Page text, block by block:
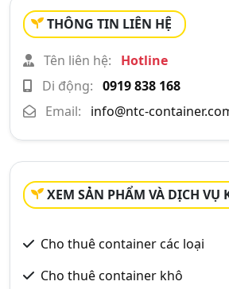
THÔNG TIN LIÊN HỆ
Tên liên hệ:
Hotline
Di động: 0919 838 168
Email:
info@ntc-
XEM SẢN PHẨM VÀ DỊCH VỤ
Cho thuê container các loại
Cho thuê container khô